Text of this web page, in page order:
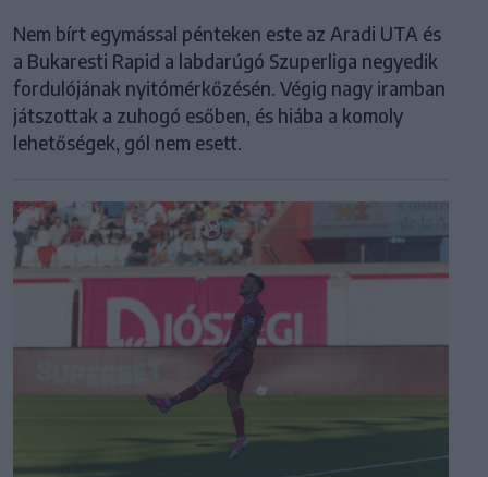
Nem bírt egymással pénteken este az Aradi UTA és
a Bukaresti Rapid a labdarúgó Szuperliga negyedik
fordulójának nyitómérkőzésén. Végig nagy iramban
játszottak a zuhogó esőben, és hiába a komoly
lehetőségek, gól nem esett.